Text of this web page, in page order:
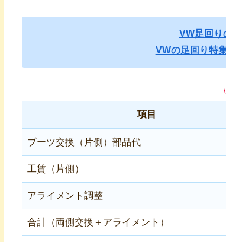
VW足回り
VWの足回り特
項目
ブーツ交換（片側）部品代
工賃（片側）
アライメント調整
合計（両側交換＋アライメント）